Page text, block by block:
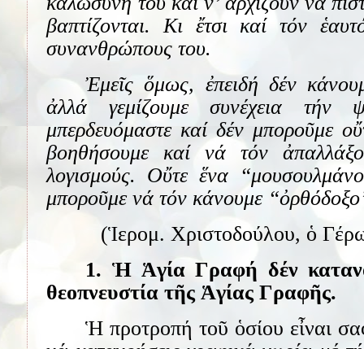
βαπτίζονται. Κι ἔτσι καί τόν
συνανθρώπους του.
Ἐμεῖς ὅμως, ἐπειδή δέν
ἀλλά γεμίζουμε συνέχεια
μπερδευόμαστε καί δέν μποροῦμε
βοηθήσουμε καί νά τόν
λογισμούς. Οὔτε ἕνα
μποροῦμε νά τόν κάνουμε
(Ἱερομ. Χριστοδούλου, ὁ
1. Ἡ Ἁγία Γραφή δέν
θεοπνευστία τῆς Ἁγίας Γραφῆς.
Ἡ προτροπή τοῦ ὁσίου εἶναι